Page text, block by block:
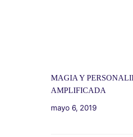
MAGIA Y
AMPLIFICADA
mayo 6, 2019